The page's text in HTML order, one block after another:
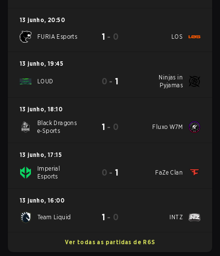
13 junho, 20:50
FURIA Esports 1 - 0 LOS
13 junho, 19:45
LOUD 0 -1
Ninjas in
Pyjamas
13 junho, 18:10
Black Dragons
e-Sports
1 - 0 Fluxo W7M
13 junho, 17:15
Imperial
Esports
0 -1 FaZe Clan
13 junho, 16:00
Team Liquid 1 - 0 INTZ
Ver todas as partidas de R6S